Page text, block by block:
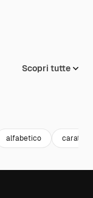
Scopri tutte
alfabetico